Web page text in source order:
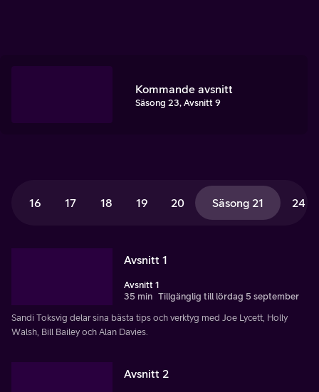
Kommande avsnitt
Säsong 23, Avsnitt 9
16 17 18 19 20 Säsong 21 24
Avsnitt 1
Avsnitt 1
35 min Tillgänglig till lördag 5 september
Sandi Toksvig delar sina bästa tips och verktyg med Joe Lycett, Holly
Walsh, Bill Bailey och Alan Davies.
Avsnitt 2